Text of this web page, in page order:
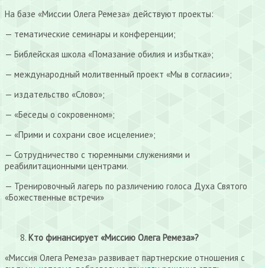
На базе «Миссии Олега Ремеза» действуют проекты:
— тематические семинары и конференции;
— Библейская школа «Помазание обилия и избытка»;
— международный молитвенный проект «Мы в согласии»;
— издательство «Слово»;
— «Беседы о сокровенном»;
— «Прими и сохрани свое исцеление»;
— Сотрудничество с тюремными служениями и
реабилитационными центрами.
— Тренировочный лагерь по различению голоса Духа Святого
«Божественные встречи»
Кто финансирует «Миссию Олега Ремеза»?
«Миссия Олега Ремеза» развивает партнерские отношения с